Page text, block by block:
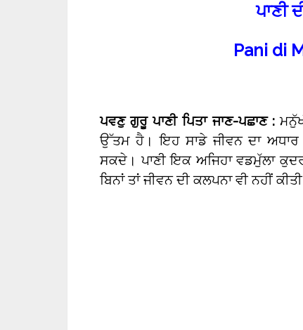
ਪਾਣੀ
Pani di
ਪਵਣੁ ਗੁਰੂ ਪਾਣੀ ਪਿਤਾ ਜਾਣ-ਪਛਾਣ :
ਉੱਤਮ ਹੈ। ਇਹ ਸਾਡੇ ਜੀਵਨ ਦਾ ਅਧਾਰ
ਸਕਦੇ। ਪਾਣੀ ਇਕ ਅਜਿਹਾ ਵਡਮੁੱਲਾ
ਬਿਨਾਂ ਤਾਂ ਜੀਵਨ ਦੀ ਕਲਪਨਾ ਵੀ ਨਹੀਂ